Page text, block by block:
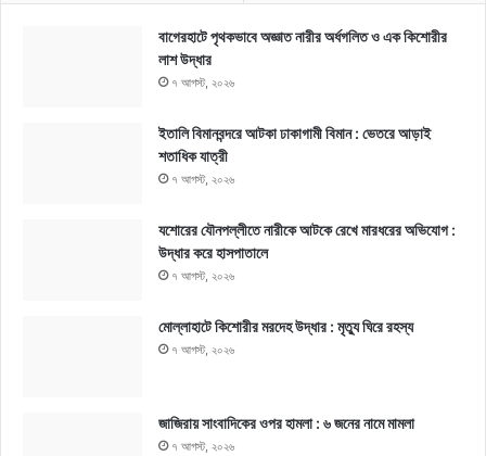
বাগেরহাটে পৃথকভাবে অজ্ঞাত নারীর অর্ধগলিত ও এক কিশোরীর
লাশ উদ্ধার
৭ আগস্ট, ২০২৬
ইতালি বিমানবন্দরে আটকা ঢাকাগামী বিমান : ভেতরে আড়াই
শতাধিক যাত্রী
৭ আগস্ট, ২০২৬
যশোরের যৌনপল্লীতে নারীকে আটকে রেখে মারধরের অভিযোগ :
উদ্ধার করে হাসপাতালে
৭ আগস্ট, ২০২৬
মোল্লাহাটে কিশোরীর মরদেহ উদ্ধার : মৃত্যু ঘিরে রহস্য
৭ আগস্ট, ২০২৬
জাজিরায় সাংবাদিকের ওপর হামলা : ৬ জনের নামে মামলা
৭ আগস্ট, ২০২৬